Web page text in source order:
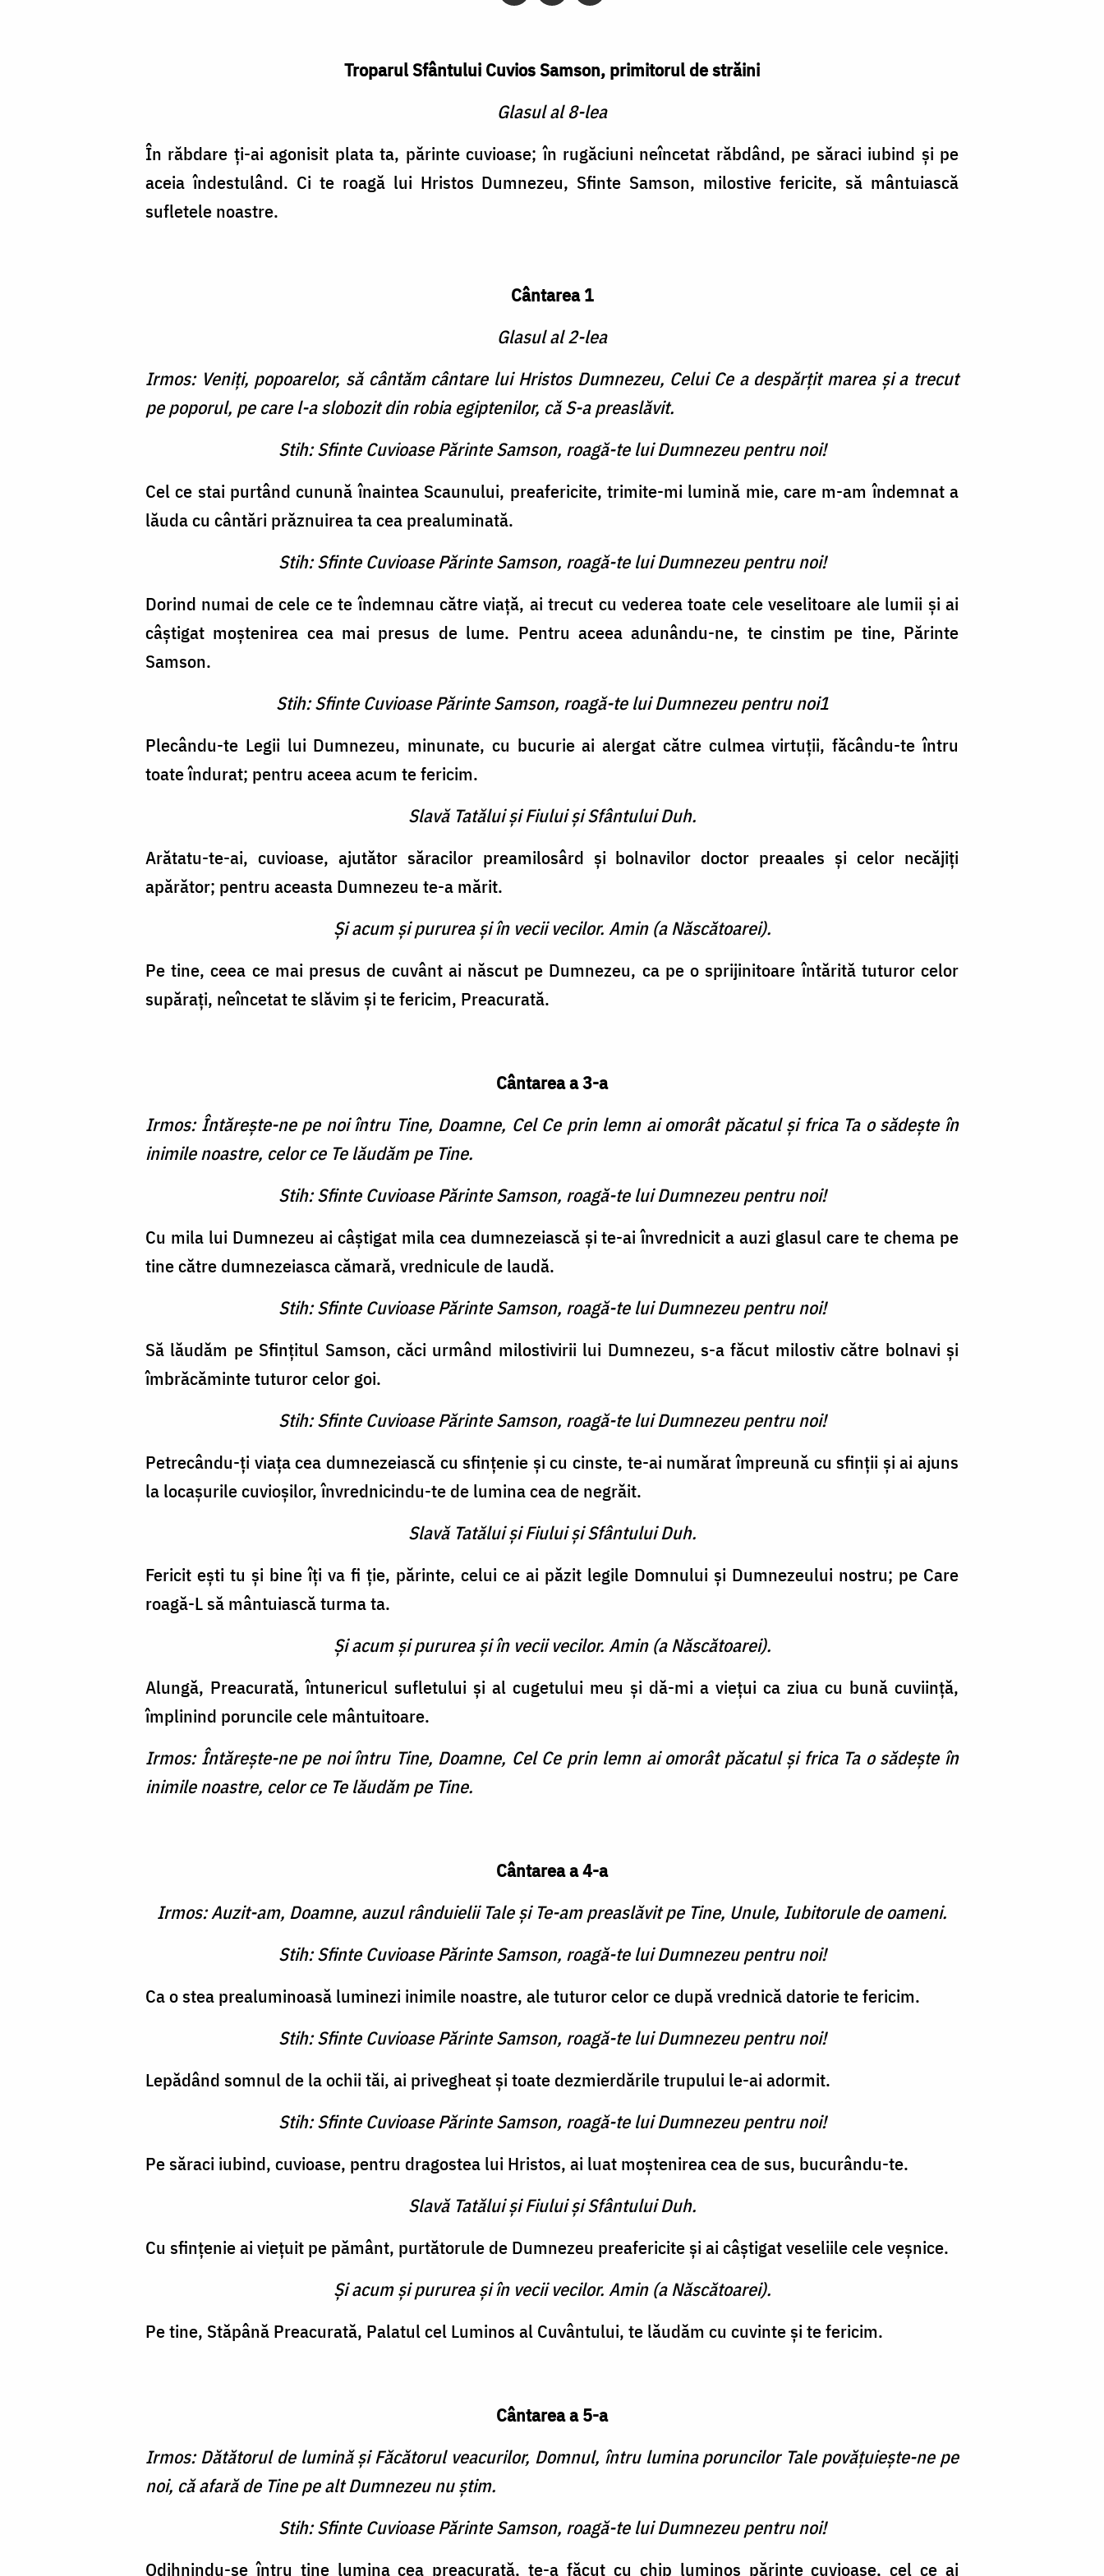
Troparul Sfântului Cuvios Samson, primitorul de străini
Glasul al 8-lea
În răbdare ţi-ai agonisit plata ta, părinte cuvioase; în rugăciuni neîncetat răbdând, pe săraci iubind şi pe
aceia îndestulând. Ci te roagă lui Hristos Dumnezeu, Sfinte Samson, milostive fericite, să mântuiască
sufletele noastre.
Cântarea 1
Glasul al 2-lea
Irmos: Veniţi, popoarelor, să cântăm cântare lui Hristos Dumnezeu, Celui Ce a despărţit marea şi a trecut
pe poporul, pe care l-a slobozit din robia egiptenilor, că S-a preaslăvit.
Stih: Sfinte Cuvioase Părinte Samson, roagă-te lui Dumnezeu pentru noi!
Cel ce stai purtând cunună înaintea Scaunului, preafericite, trimite-mi lumină mie, care m-am îndemnat a
lăuda cu cântări prăznuirea ta cea prealuminată.
Stih: Sfinte Cuvioase Părinte Samson, roagă-te lui Dumnezeu pentru noi!
Dorind numai de cele ce te îndemnau către viaţă, ai trecut cu vederea toate cele veselitoare ale lumii şi ai
câştigat moştenirea cea mai presus de lume. Pentru aceea adunându-ne, te cinstim pe tine, Părinte
Samson.
Stih: Sfinte Cuvioase Părinte Samson, roagă-te lui Dumnezeu pentru noi1
Plecându-te Legii lui Dumnezeu, minunate, cu bucurie ai alergat către culmea virtuţii, făcându-te întru
toate îndurat; pentru aceea acum te fericim.
Slavă Tatălui şi Fiului şi Sfântului Duh.
Arătatu-te-ai, cuvioase, ajutător săracilor preamilosârd şi bolnavilor doctor preaales şi celor necăjiţi
apărător; pentru aceasta Dumnezeu te-a mărit.
Şi acum şi pururea şi în vecii vecilor. Amin (a Născătoarei).
Pe tine, ceea ce mai presus de cuvânt ai născut pe Dumnezeu, ca pe o sprijinitoare întărită tuturor celor
supăraţi, neîncetat te slăvim şi te fericim, Preacurată.
Cântarea a 3-a
Irmos: Întăreşte-ne pe noi întru Tine, Doamne, Cel Ce prin lemn ai omorât păcatul şi frica Ta o sădeşte în
inimile noastre, celor ce Te lăudăm pe Tine.
Stih: Sfinte Cuvioase Părinte Samson, roagă-te lui Dumnezeu pentru noi!
Cu mila lui Dumnezeu ai câştigat mila cea dumnezeiască şi te-ai învrednicit a auzi glasul care te chema pe
tine către dumnezeiasca cămară, vrednicule de laudă.
Stih: Sfinte Cuvioase Părinte Samson, roagă-te lui Dumnezeu pentru noi!
Să lăudăm pe Sfinţitul Samson, căci urmând milostivirii lui Dumnezeu, s-a făcut milostiv către bolnavi şi
îmbrăcăminte tuturor celor goi.
Stih: Sfinte Cuvioase Părinte Samson, roagă-te lui Dumnezeu pentru noi!
Petrecându-ţi viaţa cea dumnezeiască cu sfinţenie şi cu cinste, te-ai numărat împreună cu sfinţii şi ai ajuns
la locaşurile cuvioşilor, învrednicindu-te de lumina cea de negrăit.
Slavă Tatălui şi Fiului şi Sfântului Duh.
Fericit eşti tu şi bine îţi va fi ţie, părinte, celui ce ai păzit legile Domnului şi Dumnezeului nostru; pe Care
roagă-L să mântuiască turma ta.
Şi acum şi pururea şi în vecii vecilor. Amin (a Născătoarei).
Alungă, Preacurată, întunericul sufletului şi al cugetului meu şi dă-mi a vieţui ca ziua cu bună cuviinţă,
împlinind poruncile cele mântuitoare.
Irmos: Întăreşte-ne pe noi întru Tine, Doamne, Cel Ce prin lemn ai omorât păcatul şi frica Ta o sădeşte în
inimile noastre, celor ce Te lăudăm pe Tine.
Cântarea a 4-a
Irmos: Auzit-am, Doamne, auzul rânduielii Tale şi Te-am preaslăvit pe Tine, Unule, Iubitorule de oameni.
Stih: Sfinte Cuvioase Părinte Samson, roagă-te lui Dumnezeu pentru noi!
Ca o stea prealuminoasă luminezi inimile noastre, ale tuturor celor ce după vrednică datorie te fericim.
Stih: Sfinte Cuvioase Părinte Samson, roagă-te lui Dumnezeu pentru noi!
Lepădând somnul de la ochii tăi, ai privegheat şi toate dezmierdările trupului le-ai adormit.
Stih: Sfinte Cuvioase Părinte Samson, roagă-te lui Dumnezeu pentru noi!
Pe săraci iubind, cuvioase, pentru dragostea lui Hristos, ai luat moştenirea cea de sus, bucurându-te.
Slavă Tatălui şi Fiului şi Sfântului Duh.
Cu sfinţenie ai vieţuit pe pământ, purtătorule de Dumnezeu preafericite şi ai câştigat veseliile cele veşnice.
Şi acum şi pururea şi în vecii vecilor. Amin (a Născătoarei).
Pe tine, Stăpână Preacurată, Palatul cel Luminos al Cuvântului, te lăudăm cu cuvinte şi te fericim.
Cântarea a 5-a
Irmos: Dătătorul de lumină şi Făcătorul veacurilor, Domnul, întru lumina poruncilor Tale povăţuieşte-ne pe
noi, că afară de Tine pe alt Dumnezeu nu ştim.
Stih: Sfinte Cuvioase Părinte Samson, roagă-te lui Dumnezeu pentru noi!
Odihnindu-se întru tine lumina cea preacurată, te-a făcut cu chip luminos părinte cuvioase, cel ce ai